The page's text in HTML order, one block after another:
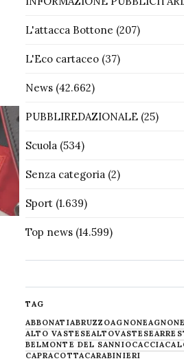
L'attacca Bottone (207)
L'Eco cartaceo(37)
News(42.662)
PUBBLIREDAZIONALE(25)
Scuola(534)
Senza categoria(2)
Sport(1.639)
Top news(14.599)
TAG
ABBONATIABRUZZOAGNONE
ALTO VASTESEALTOVASTESE
BELMONTE DEL SANNIOCACCIA
CAPRACOTTACARABINIERI